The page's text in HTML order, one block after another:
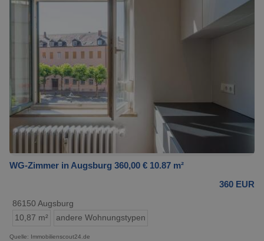
WG-Zimmer in Augsburg 360,00 € 10.87 m²
360 EUR
86150 Augsburg
10,87 m²
andere Wohnungstypen
Quelle: Immobilienscout24.de